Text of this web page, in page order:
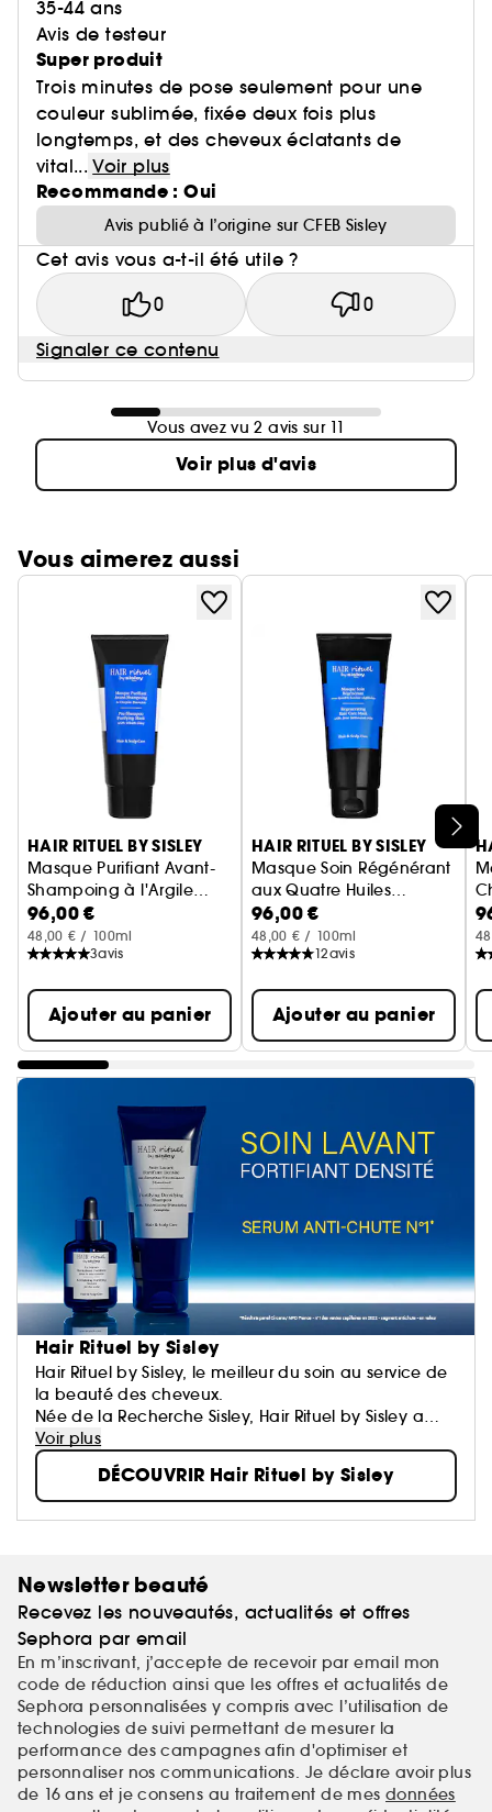
35-44 ans
Avis de testeur
Super produit
Trois minutes de pose seulement pour une
couleur sublimée, fixée deux fois plus
longtemps, et des cheveux éclatants de
vital... Voir plus
Recommande : Oui
Avis publié à l’origine sur CFEB Sisley
Cet avis vous a-t-il été utile ?
0 0
Signaler ce contenu
Vous avez vu 2 avis sur 11
Voir plus d'avis
Vous aimerez aussi
Ignorer le carrousel produits
HAIR RITUEL BY SISLEY
Masque Purifiant Avant-
Shampoing à l'Argile
Blanche
Masque Cheveux Normaux
96,00 €
48,00 € / 100ml
3avis
Ajouter au panier
HAIR RITUEL BY SISLEY
Masque Soin Régénérant
aux Quatre Huiles
Végétales
Masque cheveux
96,00 €
48,00 € / 100ml
12avis
Ajouter au panier
Hair Rituel by Sisley
Hair Rituel by Sisley, le meilleur du soin au service de
la beauté des cheveux.
Née de la Recherche Sisley, Hair Rituel by Sisley a
conçu des soins capillaires ultra-performants qui
s'adressent aux hommes comme aux femmes.
Voir plus
DÉCOUVRIR Hair Rituel by Sisley
Newsletter beauté
Recevez les nouveautés, actualités et offres
Sephora par email
En m’inscrivant, j’accepte de recevoir par email mon
code de réduction ainsi que les offres et actualités de
Sephora personnalisées y compris avec l’utilisation de
technologies de suivi permettant de mesurer la
performance des campagnes afin d'optimiser et
personnaliser nos communications. Je déclare avoir plus
de 16 ans et je consens au traitement de mes données